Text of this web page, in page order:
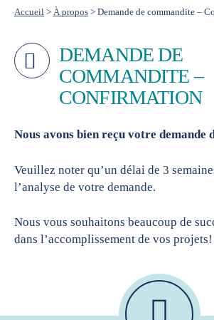
Accueil > À propos > Demande de commandite –
DEMANDE DE
COMMANDITE –
CONFIRMATION
Nous avons bien reçu votre demande
Veuillez noter qu’un délai de 3
l’analyse de votre demande.
Nous vous souhaitons beaucoup de
dans l’accomplissement de vos projets!